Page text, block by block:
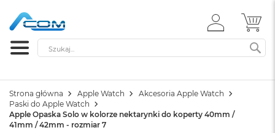
ZALOGUJ
SIĘ
Szukaj
Strona główna Apple Watch
Akcesoria Apple Watch
Paski do Apple Watch
Apple Opaska Solo w kolorze nektarynki do koperty 40mm /
41mm / 42mm - rozmiar 7